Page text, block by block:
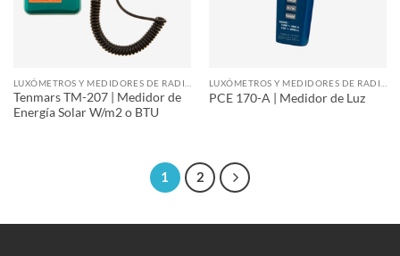
Tenmars TM-207 | Medidor de
Energía Solar W/m2 o BTU
PCE 170-A | Medidor de Luz
1 2